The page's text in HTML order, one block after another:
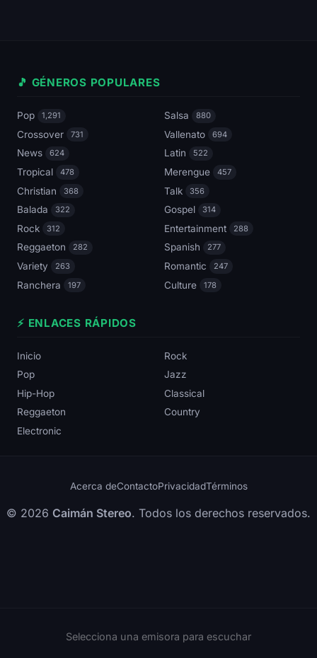
🎵 GÉNEROS POPULARES
Pop 1,291 Salsa 880
Crossover 731 Vallenato 694
News 624 Latin 522
Tropical 478 Merengue 457
Christian 368 Talk 356
Balada 322 Gospel 314
Rock 312 Entertainment 288
Reggaeton 282 Spanish 277
Variety 263 Romantic 247
Ranchera 197 Culture 178
⚡ ENLACES RÁPIDOS
Inicio
Rock
Pop
Jazz
Hip-Hop
Classical
Reggaeton
Country
Electronic
Acerca deContactoPrivacidadTérminos
© 2026 Caimán Stereo. Todos los derechos reservados.
Selecciona una emisora para escuchar